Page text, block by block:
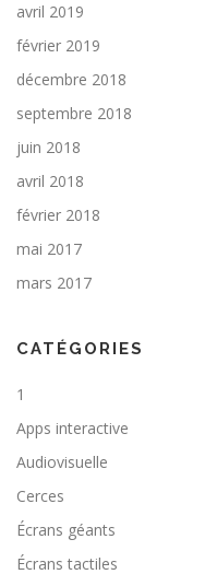
avril 2019
février 2019
décembre 2018
septembre 2018
juin 2018
avril 2018
février 2018
mai 2017
mars 2017
CATÉGORIES
1
Apps interactive
Audiovisuelle
Cerces
Écrans géants
Écrans tactiles